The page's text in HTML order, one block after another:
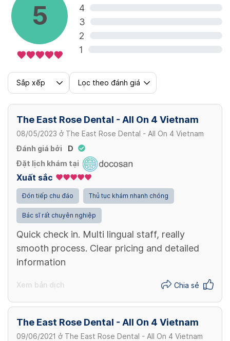
8,000,000 VND/ 1 răng
Xem thêm
Khung titanium CAD/ CAM cho cầu sứ full
arch (CAD / CAM titanium frame for full
arch porcelain bridge)
23 - 34 VND/ 1 khung
Nhịp mão sứ titanium trên implant (Rhythm
implant)
4,600,000 VND/ 1 răng
Xem thêm
5
4
3
2
1
Sắp xếp Lọc theo đánh giá
The East Rose Dental - All On 4 Vietnam
08/05/2023 ở The East Rose Dental - All On 4 Vietnam
Đánh giá bởi
D
Đặt lịch khám tại
Xuất sắc
Đón tiếp chu đáo Thủ tục khám nhanh chóng
Bác sĩ rất chuyên nghiệp
Quick check in. Multi lingual staff, really
smooth process. Clear pricing and detailed
information
Xem bản dịch Chia sẻ
The East Rose Dental - All On 4 Vietnam
09/06/2021 ở The East Rose Dental - All On 4 Vietnam